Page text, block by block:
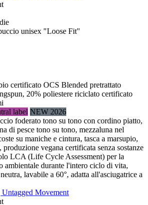
unisex "Loose Fit"
certificato OCS Blended pretrattato
20% poliestere riciclato certificato
label NEW 2026
foderato tono su tono con cordino piatto,
di pesce tono su tono, mezzaluna nel
su maniche e cintura, tasca a marsupio,
vegana certificata senza sostanze
LCA (Life Cycle Assessment) per la
ambientale durante l'intero ciclo di vita,
lavabile a 60°, adatta all'asciugatrice a
Movement